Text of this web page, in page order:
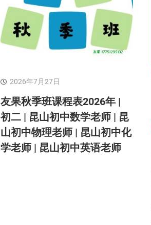
2026年7月27日
友果秋季班课程表2026年 |
初二 | 昆山初中数学老师 | 昆
山初中物理老师 | 昆山初中化
学老师 | 昆山初中英语老师